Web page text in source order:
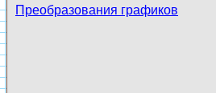
Преобразования графиков